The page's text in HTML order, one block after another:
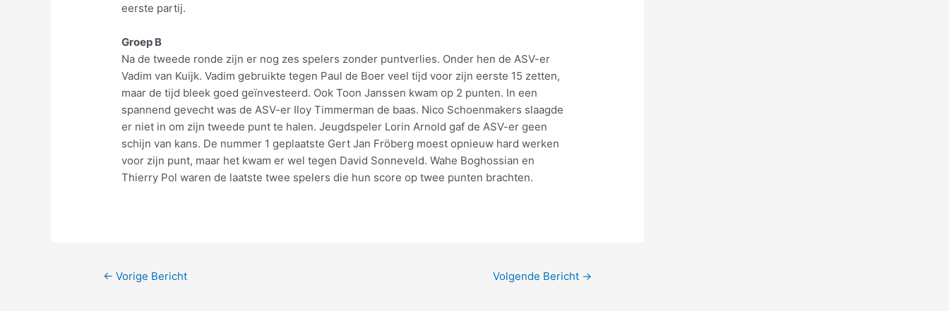
eerste partij.
Groep B
Na de tweede ronde zijn er nog zes spelers zonder puntverlies. Onder hen de ASV-er
Vadim van Kuijk. Vadim gebruikte tegen Paul de Boer veel tijd voor zijn eerste 15 zetten,
maar de tijd bleek goed geïnvesteerd. Ook Toon Janssen kwam op 2 punten. In een
spannend gevecht was de ASV-er Iloy Timmerman de baas. Nico Schoenmakers slaagde
er niet in om zijn tweede punt te halen. Jeugdspeler Lorin Arnold gaf de ASV-er geen
schijn van kans. De nummer 1 geplaatste Gert Jan Fröberg moest opnieuw hard werken
voor zijn punt, maar het kwam er wel tegen David Sonneveld. Wahe Boghossian en
Thierry Pol waren de laatste twee spelers die hun score op twee punten brachten.
← Vorige Bericht Volgende Bericht →